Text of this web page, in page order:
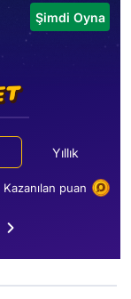
Şimdi Oyna
Yıllık
Kazanılan puan